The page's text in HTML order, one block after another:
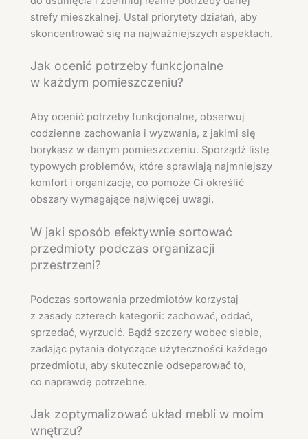
strefy mieszkalnej. Ustal priorytety działań, aby
skoncentrować się na najważniejszych aspektach.
Jak ocenić potrzeby funkcjonalne
w każdym pomieszczeniu?
Aby ocenić potrzeby funkcjonalne, obserwuj
codzienne zachowania i wyzwania, z jakimi się
borykasz w danym pomieszczeniu. Sporządź listę
typowych problemów, które sprawiają najmniejszy
komfort i organizację, co pomoże Ci określić
obszary wymagające najwięcej uwagi.
W jaki sposób efektywnie sortować
przedmioty podczas organizacji
przestrzeni?
Podczas sortowania przedmiotów korzystaj
z zasady czterech kategorii: zachować, oddać,
sprzedać, wyrzucić. Bądź szczery wobec siebie,
zadając pytania dotyczące użyteczności każdego
przedmiotu, aby skutecznie odseparować to,
co naprawdę potrzebne.
Jak zoptymalizować układ mebli w moim
wnętrzu?